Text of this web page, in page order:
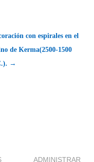
con espirales en el
de Kerma(2500-1500
→
ADMINISTRAR